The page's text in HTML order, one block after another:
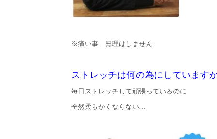
※痛い事、無理はしません
ストレッチは何の為にしています
毎日ストレッチして頑張っているのに
全然柔らかくならない…